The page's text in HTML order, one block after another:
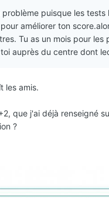
puisque les
améliorer ton
Tu as un mois pour
auprès du centre dont
les amis.
que j'ai déjà renseigné
?